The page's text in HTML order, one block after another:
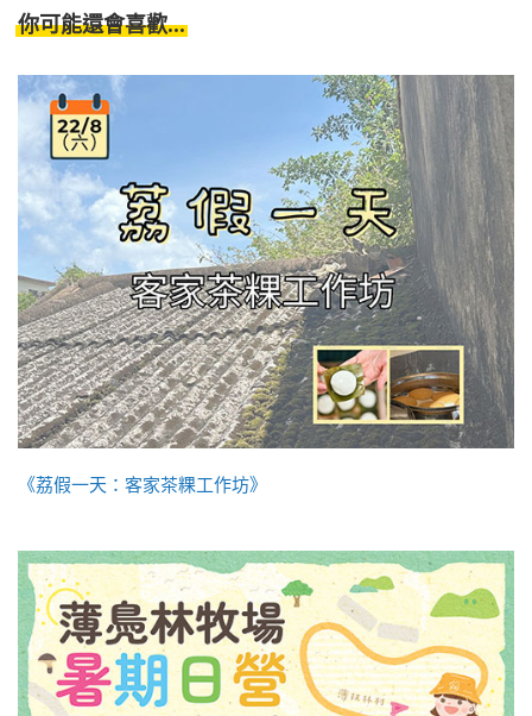
你可能還會喜歡...
《荔假一天：客家茶粿工作坊》